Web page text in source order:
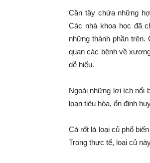
Cần tây chứa những
Các nhà khoa học đã
những thành phần
quan các bệnh về
dễ hiểu.
Ngoài những lợi ích nổi
loạn tiêu hóa, ổn định
Cà rốt là loại củ phổ
Trong thực tế, loại củ